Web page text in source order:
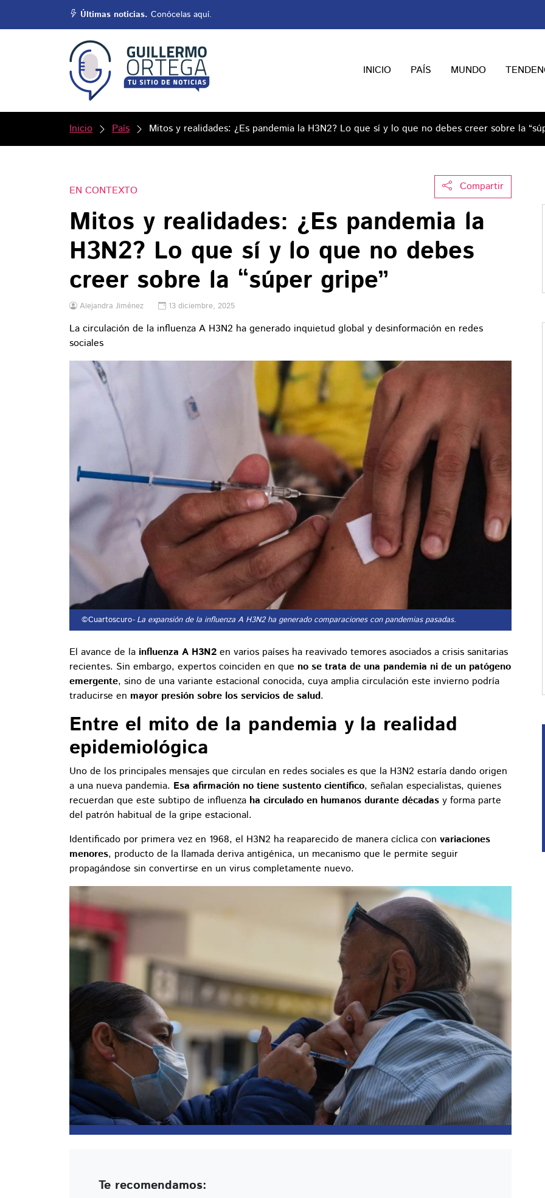
Últimas noticias. Conócelas aquí.
INICIO PAÍS MUNDO
Inicio País Mitos y realidades: ¿Es pandemia la H3N2? Lo que sí y lo que no debes creer sobre la
Compartir
EN CONTEXTO
Mitos y realidades: ¿Es pandemia la
H3N2? Lo que sí y lo que no debes
creer sobre la “súper gripe”
Alejandra Jiménez 13 diciembre, 2025
La circulación de la influenza A H3N2 ha generado inquietud global y desinformación en redes
sociales
©Cuartoscuro- La expansión de la influenza A H3N2 ha generado comparaciones con pandemias pasadas.
El avance de la influenza A H3N2 en varios países ha reavivado temores asociados a crisis sanitarias
recientes. Sin embargo, expertos coinciden en que no se trata de una pandemia ni de un patógeno
emergente, sino de una variante estacional conocida, cuya amplia circulación este invierno podría
traducirse en mayor presión sobre los servicios de salud.
Entre el mito de la pandemia y la realidad
epidemiológica
Uno de los principales mensajes que circulan en redes sociales es que la H3N2 estaría dando origen
a una nueva pandemia. Esa afirmación no tiene sustento científico, señalan especialistas, quienes
recuerdan que este subtipo de influenza ha circulado en humanos durante décadas y forma parte
del patrón habitual de la gripe estacional.
Identificado por primera vez en 1968, el H3N2 ha reaparecido de manera cíclica con variaciones
menores, producto de la llamada deriva antigénica, un mecanismo que le permite seguir
propagándose sin convertirse en un virus completamente nuevo.
Te recomendamos: